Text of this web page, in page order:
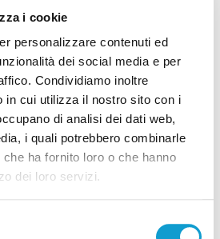
i cookie
personalizzare contenuti ed
dei social media e per
Condividiamo inoltre
in cui utilizza il nostro sito con i
di analisi dei dati web,
i quali potrebbero combinarle
ha fornito loro o che hanno
dei loro servizi.